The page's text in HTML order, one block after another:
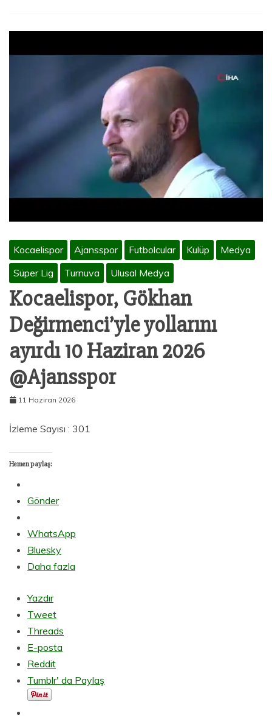
Kocaelispor Ajansspor Futbolcular Kulüp
Medya
Süper Lig
Turnuva Ulusal Medya
Kocaelispor, Gökhan
Değirmenci’yle yollarını
ayırdı 10 Haziran 2026
@Ajansspor
11 Haziran 2026
İzleme Sayısı : 301
Hemen paylaş:
Gönder
WhatsApp
Bluesky
Daha fazla
Yazdır
Tweet
Threads
E-posta
Reddit
Tumblr' da Paylaş